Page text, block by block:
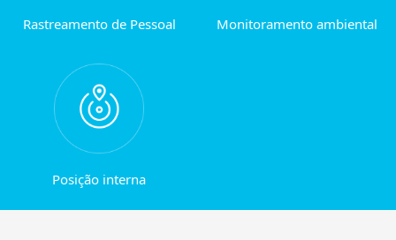
Rastreamento de Pessoal Monitoramento ambiental
Posição interna